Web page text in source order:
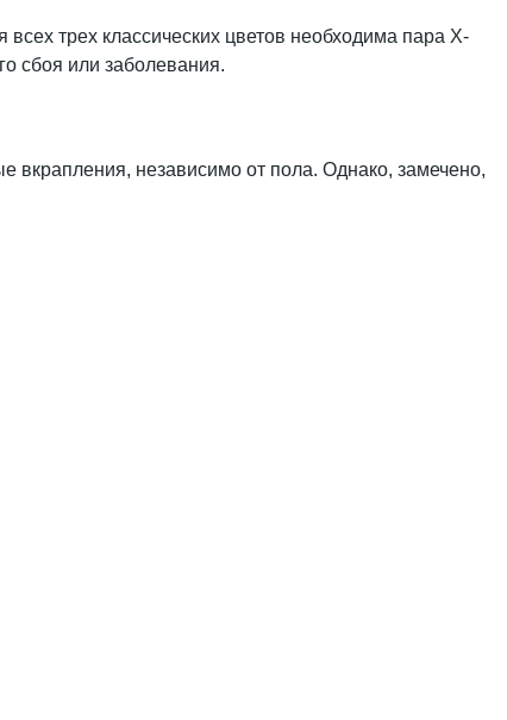
трех классических цветов необходима пара Х-
сбоя или заболевания.
вкрапления, независимо от пола. Однако, замечено,